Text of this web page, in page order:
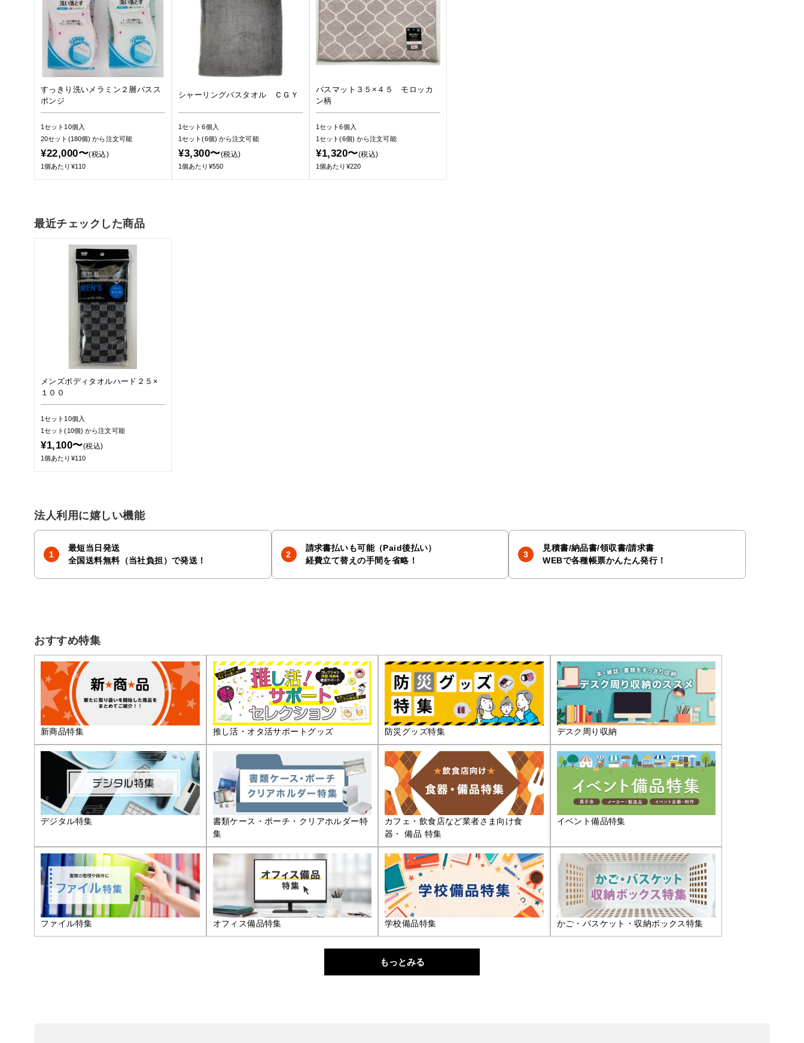
すっきり洗いメラミン２層バスス
ポンジ
1セット10個入
20セット(180個)から注文可能
¥22,000〜(税込)
1個あたり¥110
シャーリングバスタオル ＣＧＹ
1セット6個入
1セット(6個) から注文可能
¥3,300〜(税込)
1個あたり¥550
バスマット３５×４５ モロッカ
ン柄
1セット6個入
1セット(6個) から注文可能
¥1,320〜(税込)
1個あたり¥220
最近チェックした商品
メンズボディタオルハード２５×
１００
1セット10個入
1セット(10個)から注文可能
¥1,100〜(税込)
1個あたり¥110
法人利用に嬉しい機能
最短当日発送
全国送料無料（当社負担）で発送！
請求書払いも可能（Paid後払い）
経費立て替えの手間を省略！
見積書/納品書/領収書/請求書
WEBで各種帳票かんたん発行！
おすすめ特集
新商品特集 推し活・オタ活サポートグッズ 防災グッズ特集 デスク周り収納
デジタル特集
書類ケース・ポーチ・クリアホルダー特
集
カフェ・飲食店など業者さま向け食
器・ 備品 特集
イベント備品特集
ファイル特集 オフィス備品特集 学校備品特集 かご・バスケット・収納ボックス特集
もっとみる